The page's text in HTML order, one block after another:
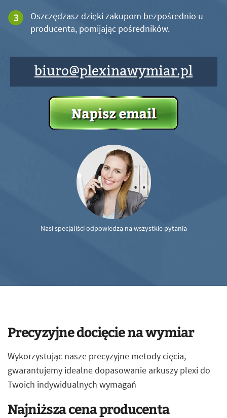
Oszczędzasz dzięki zakupom bezpośrednio u
producenta, pomijając pośredników.
biuro@plexinawymiar.pl
Nasi specjaliści odpowiedzą na wszystkie pytania
Precyzyjne docięcie na wymiar
Wykorzystując nasze precyzyjne metody cięcia,
gwarantujemy idealne dopasowanie arkuszy plexi do
Twoich indywidualnych wymagań
Najniższa cena producenta